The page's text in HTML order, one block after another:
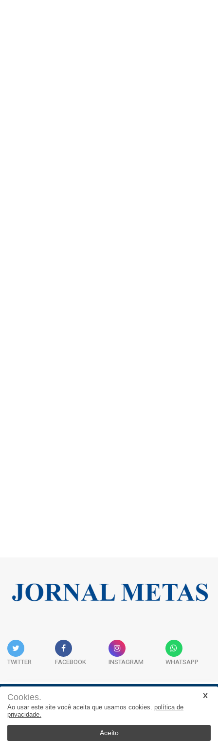
TWITTER FACEBOOK INSTAGRAM WHATSAPP
JORNAL METAS - Rua São José, 253, Sala 302, Centro
Empresarial Atitude - (47) 3332 1620
Cookies.
Ao usar este site você aceita que usamos cookies. política de
privacidade.
Aceito